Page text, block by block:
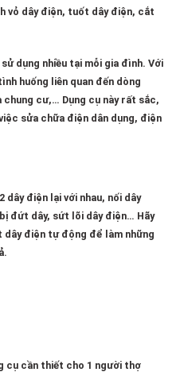
vỏ dây điện, tuốt dây điện, cắt
dụng nhiều tại mỗi gia đình. Với
huống liên quan đến dòng
chung cư,… Dụng cụ này rất sắc,
sửa chữa điện dân dụng, điện
dây điện lại với nhau, nối dây
đứt dây, sứt lõi dây điện… Hãy
dây điện tự động để làm những
cụ cần thiết cho 1 người thợ